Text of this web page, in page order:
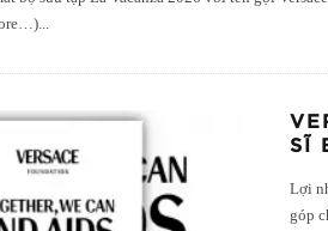
...
SĨ
Lợi
góp